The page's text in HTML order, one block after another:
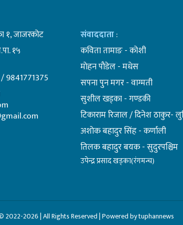
१, जाजरकोट
१५
9841771375
संवाददाता:
कविता तामाङ - कोशी
माेहन पाैडेल - मधेस
सपना पुन मगर - वाग्मती
सुशील खड्का - गण्डकी
टिकाराम रिजाल / दिनेश ठाकुर-
अशाेक बहादुर सिंह - कर्णाली
तिलक बहादुर बयक - सुदुरपश्चिम
उपेन्द्र प्रसाद खड्का(रंगमन्च)
2022-2026 | All Rights Reserved | Powered by tuphannews